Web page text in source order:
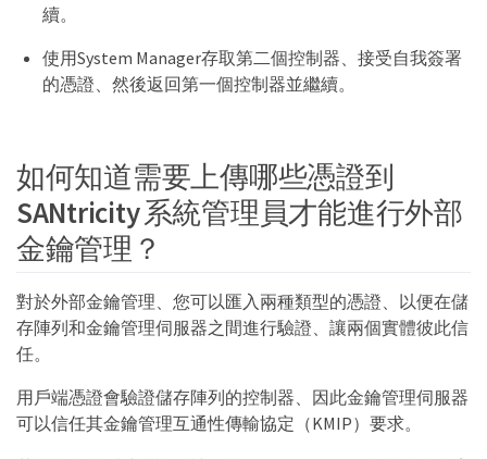
續。
使用System Manager存取第二個控制器、接受自我簽署
的憑證、然後返回第一個控制器並繼續。
如何知道需要上傳哪些憑證到
SANtricity 系統管理員才能進行外部
金鑰管理？
對於外部金鑰管理、您可以匯入兩種類型的憑證、以便在儲
存陣列和金鑰管理伺服器之間進行驗證、讓兩個實體彼此信
任。
用戶端憑證會驗證儲存陣列的控制器、因此金鑰管理伺服器
可以信任其金鑰管理互通性傳輸協定（KMIP）要求。